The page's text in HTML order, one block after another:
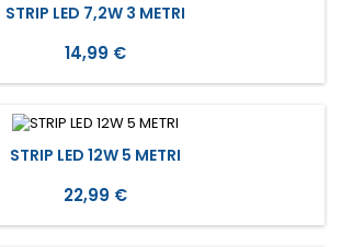
STRIP LED 7,2W 3 METRI
Prezzo
14,99 €
STRIP LED 12W 5 METRI
Prezzo
22,99 €